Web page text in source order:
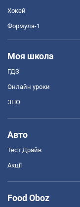
Хокей
Формула-1
Моя школа
ГДЗ
Онлайн уроки
ЗНО
Авто
Тест Драйв
Акції
Food Oboz